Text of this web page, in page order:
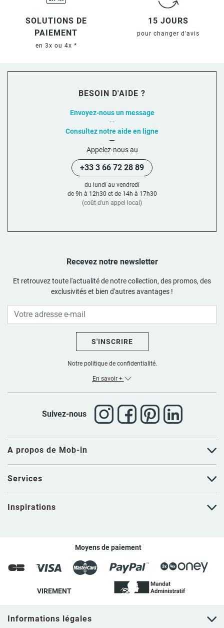
SOLUTIONS DE
PAIEMENT
en 3x ou 4x *
15 JOURS
pour changer d'avis
A propos de Mob-in
Services
Inspirations
Recevez notre newsletter
Et retrouvez toute l'actualité de notre collection, des promos, des
exclusivités et bien d'autres avantages !
S'INSCRIRE
Notre politique de confidentialité.
En savoir +
Suivez-nous
BESOIN D'AIDE ?
Envoyez-nous un message
Consultez notre aide en ligne
Appelez-nous au
+33 3 66 72 28 89
du lundi au vendredi
de 9h à 12h30 et de 14h à 17h30
(coût d'un appel local)
Moyens de paiement
VIREMENT
Informations légales